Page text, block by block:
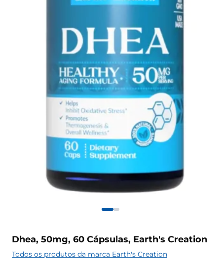
Dhea, 50mg, 60 Cápsulas, Earth's Creation
Todos os produtos da marca Earth's Creation